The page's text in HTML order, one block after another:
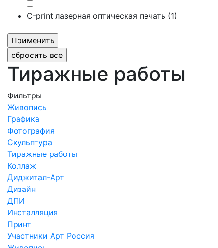
С-print лазерная оптическая печать (1)
Тиражные работы
Фильтры
Живопись
Графика
Фотография
Скульптура
Тиражные работы
Коллаж
Диджитал-Арт
Дизайн
ДПИ
Инсталляция
Принт
Участники Арт Россия